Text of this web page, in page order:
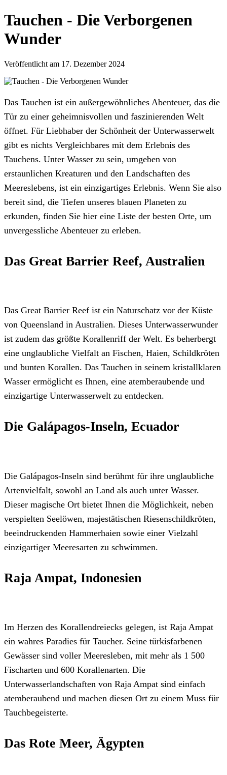
Tauchen - Die Verborgenen
Wunder
Veröffentlicht am 17. Dezember 2024
Das Tauchen ist ein außergewöhnliches Abenteuer, das die
Tür zu einer geheimnisvollen und faszinierenden Welt
öffnet. Für Liebhaber der Schönheit der Unterwasserwelt
gibt es nichts Vergleichbares mit dem Erlebnis des
Tauchens. Unter Wasser zu sein, umgeben von
erstaunlichen Kreaturen und den Landschaften des
Meereslebens, ist ein einzigartiges Erlebnis. Wenn Sie also
bereit sind, die Tiefen unseres blauen Planeten zu
erkunden, finden Sie hier eine Liste der besten Orte, um
unvergessliche Abenteuer zu erleben.
Das Great Barrier Reef, Australien
Das Great Barrier Reef ist ein Naturschatz vor der Küste
von Queensland in Australien. Dieses Unterwasserwunder
ist zudem das größte Korallenriff der Welt. Es beherbergt
eine unglaubliche Vielfalt an Fischen, Haien, Schildkröten
und bunten Korallen. Das Tauchen in seinem kristallklaren
Wasser ermöglicht es Ihnen, eine atemberaubende und
einzigartige Unterwasserwelt zu entdecken.
Die Galápagos-Inseln, Ecuador
Die Galápagos-Inseln sind berühmt für ihre unglaubliche
Artenvielfalt, sowohl an Land als auch unter Wasser.
Dieser magische Ort bietet Ihnen die Möglichkeit, neben
verspielten Seelöwen, majestätischen Riesenschildkröten,
beeindruckenden Hammerhaien sowie einer Vielzahl
einzigartiger Meeresarten zu schwimmen.
Raja Ampat, Indonesien
Im Herzen des Korallendreiecks gelegen, ist Raja Ampat
ein wahres Paradies für Taucher. Seine türkisfarbenen
Gewässer sind voller Meeresleben, mit mehr als 1 500
Fischarten und 600 Korallenarten. Die
Unterwasserlandschaften von Raja Ampat sind einfach
atemberaubend und machen diesen Ort zu einem Muss für
Tauchbegeisterte.
Das Rote Meer, Ägypten